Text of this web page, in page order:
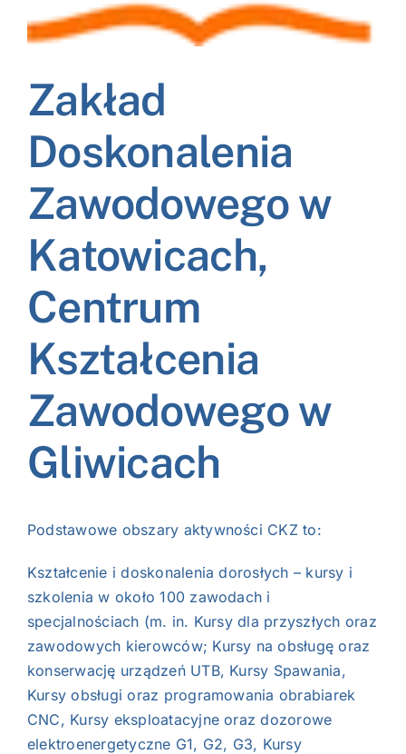
NASI EKSPERCI
SĄD ARBITRAŻOWY
KOMITETY
MARKA ŚLĄSKIE
KONTAKT
Zakład
Doskonalenia
Zawodowego w
Katowicach,
Centrum
Kształcenia
Zawodowego w
Gliwicach
Podstawowe obszary aktywności CKZ to:
Kształcenie i doskonalenia dorosłych – kursy i
szkolenia w około 100 zawodach i
specjalnościach (m. in. Kursy dla przyszłych oraz
zawodowych kierowców; Kursy na obsługę oraz
konserwację urządzeń UTB, Kursy Spawania,
Kursy obsługi oraz programowania obrabiarek
CNC, Kursy eksploatacyjne oraz dozorowe
elektroenergetyczne G1, G2, G3, Kursy